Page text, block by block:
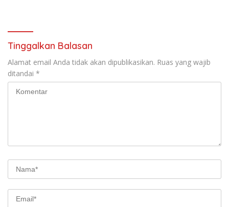
Tinggalkan Balasan
Alamat email Anda tidak akan dipublikasikan. Ruas yang wajib
ditandai *